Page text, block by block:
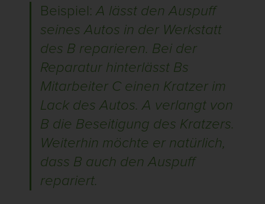
Beispiel:A lässt den Auspuff
seines Autos in der Werkstatt
des B reparieren. Bei der
Reparatur hinterlässt Bs
Mitarbeiter C einen Kratzer im
Lack des Autos. A verlangt von
B die Beseitigung des Kratzers.
Weiterhin möchte er natürlich,
dass B auch den Auspuff
repariert.